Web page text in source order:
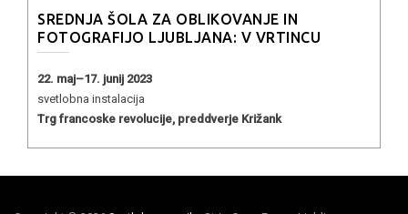
SREDNJA ŠOLA ZA OBLIKOVANJE IN
FOTOGRAFIJO LJUBLJANA: V VRTINCU
22. maj–17. junij 2023
svetlobna instalacija
Trg francoske revolucije, preddverje Križank